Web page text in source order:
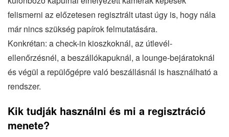
felismerni az előzetesen regisztrált utast úgy is, hogy nála
már nincs szükség papírok felmutatására.
Konkrétan: a check-in kioszkoknál, az útlevél-
ellenőrzésnél, a beszállókapuknál, a lounge-bejáratoknál
és végül a repülőgépre való beszállásnál is használható a
rendszer.
Kik tudják használni és mi a regisztráció
menete?